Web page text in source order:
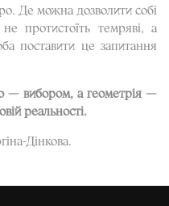
Де можна дозволити собі
протистоїть темряві, а
поставити це запитання
— вибором, а геометрія —
реальності.
Дінкова.